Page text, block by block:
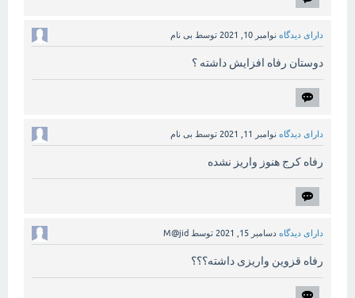
دارای دیدگاه نوامبر 10, 2021 توسط بی نام
دوستان رفاه افزایش داشته ؟
دارای دیدگاه نوامبر 11, 2021 توسط بی نام
رفاه کرج هنوز واریز نشده
دارای دیدگاه دسامبر 15, 2021 توسط M@jid
رفاه قزوین واریزی داشته؟؟؟